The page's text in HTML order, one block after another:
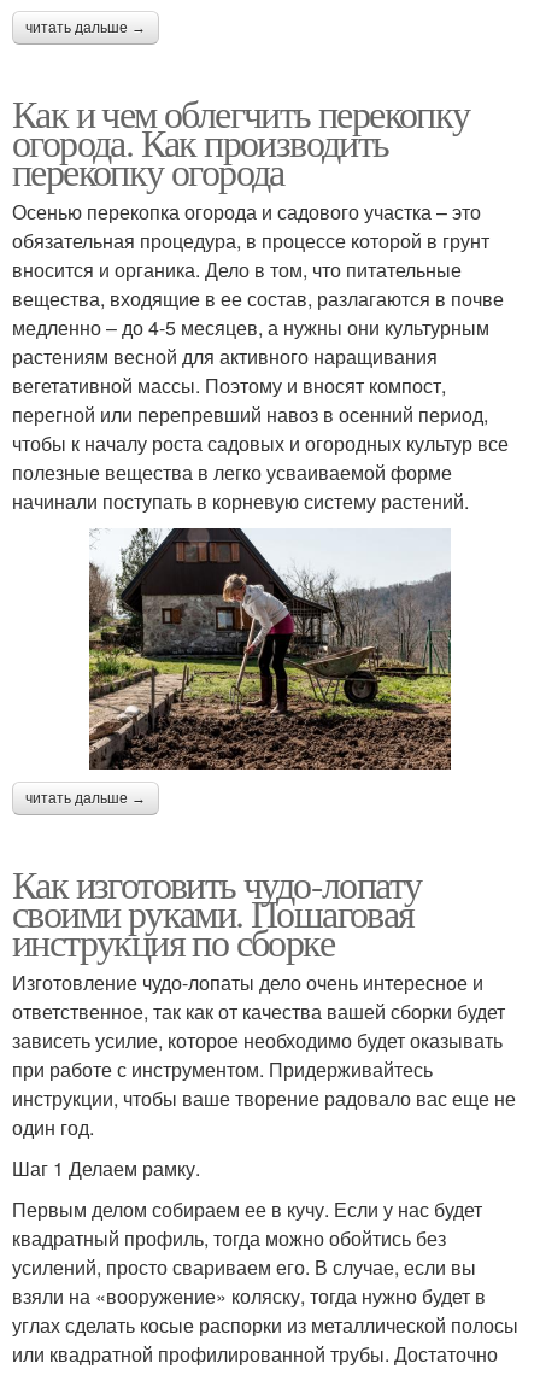
читать дальше →
Как и чем облегчить перекопку
огорода. Как производить
перекопку огорода
Осенью перекопка огорода и садового участка – это
обязательная процедура, в процессе которой в грунт
вносится и органика. Дело в том, что питательные
вещества, входящие в ее состав, разлагаются в почве
медленно – до 4-5 месяцев, а нужны они культурным
растениям весной для активного наращивания
вегетативной массы. Поэтому и вносят компост,
перегной или перепревший навоз в осенний период,
чтобы к началу роста садовых и огородных культур все
полезные вещества в легко усваиваемой форме
начинали поступать в корневую систему растений.
читать дальше →
Как изготовить чудо-лопату
своими руками. Пошаговая
инструкция по сборке
Изготовление чудо-лопаты дело очень интересное и
ответственное, так как от качества вашей сборки будет
зависеть усилие, которое необходимо будет оказывать
при работе с инструментом. Придерживайтесь
инструкции, чтобы ваше творение радовало вас еще не
один год.
Шаг 1 Делаем рамку.
Первым делом собираем ее в кучу. Если у нас будет
квадратный профиль, тогда можно обойтись без
усилений, просто свариваем его. В случае, если вы
взяли на «вооружение» коляску, тогда нужно будет в
углах сделать косые распорки из металлической полосы
или квадратной профилированной трубы. Достаточно